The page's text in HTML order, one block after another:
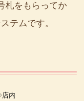
札をもらってか
テムです。